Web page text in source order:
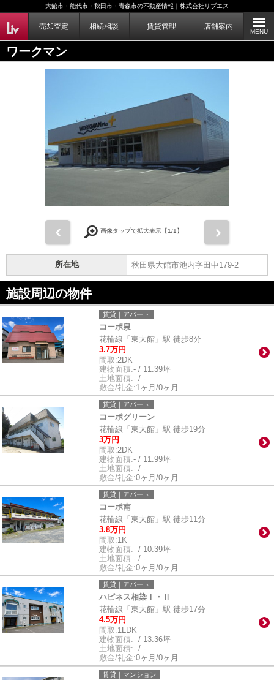
大館市・能代市・秋田市・青森市の不動産情報｜株式会社リブエス
売却査定 相続相談 賃貸管理 店舗案内
MENU
ワークマン
画像タップで拡大表示【1/1】
所在地 秋田県大館市池内字田中179-2
施設周辺の物件
賃貸｜アパート
コーポ泉
花輪線「東大館」駅 徒歩8分
3.7万円
間取:2DK
建物面積:- / 11.39坪
土地面積:- / -
敷金/礼金:1ヶ月/0ヶ月
賃貸｜アパート
コーポグリーン
花輪線「東大館」駅 徒歩19分
3万円
間取:2DK
建物面積:- / 11.99坪
土地面積:- / -
敷金/礼金:0ヶ月/0ヶ月
賃貸｜アパート
コーポ南
花輪線「東大館」駅 徒歩11分
3.8万円
間取:1K
建物面積:- / 10.39坪
土地面積:- / -
敷金/礼金:0ヶ月/0ヶ月
賃貸｜アパート
ハピネス相染Ⅰ・Ⅱ
花輪線「東大館」駅 徒歩17分
4.5万円
間取:1LDK
建物面積:- / 13.36坪
土地面積:- / -
敷金/礼金:0ヶ月/0ヶ月
賃貸｜マンション